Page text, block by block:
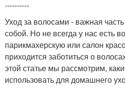
----------
Уход за волосами - важная
собой. Но не всегда у нас есть
парикмахерскую или салон
приходится заботиться о
этой статье мы рассмотрим,
использовать для домашнего